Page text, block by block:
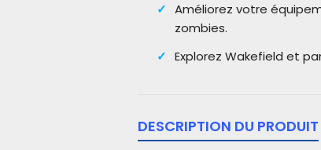
Améliorez votre
zombies.
Explorez Wakefield et
DESCRIPTION DU PRODUIT